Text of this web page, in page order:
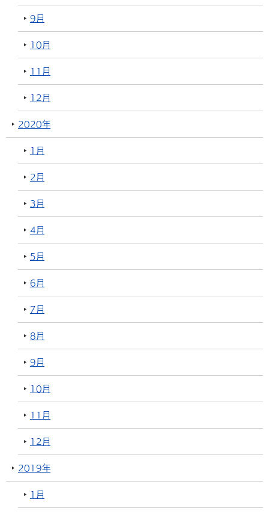
9月
10月
11月
12月
2020年
1月
2月
3月
4月
5月
6月
7月
8月
9月
10月
11月
12月
2019年
1月